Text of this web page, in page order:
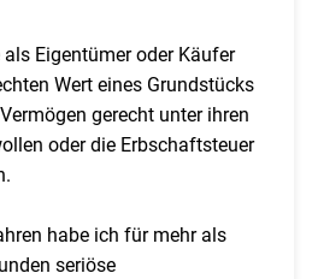
Eigentümer oder Käufer
Wert eines Grundstücks
gerecht unter ihren
oder die Erbschaftsteuer
habe ich für mehr als
seriöse